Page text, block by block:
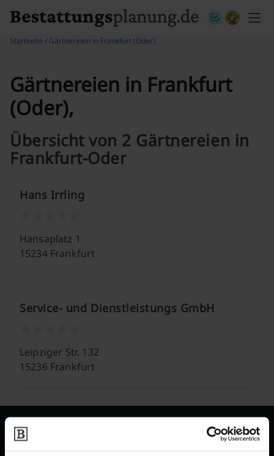
Startseite / Gärtnereien in Frankfurt (Oder),
Gärtnereien in Frankfurt
(Oder),
Übersicht von 2 Gärtnereien in
Frankfurt-Oder
Hans Irrling
Hansaplatz 1
15234 Frankfurt
Service- und Dienstleistungs GmbH
Leipziger Str. 132
15236 Frankfurt
Wir sind Ihr Ansprechpartner rund